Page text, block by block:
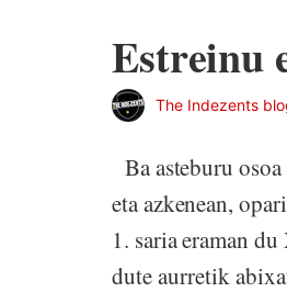
Estreinu
The Indezents
Ba asteburu
eta azkenean,
1. saria eraman
dute aurretik